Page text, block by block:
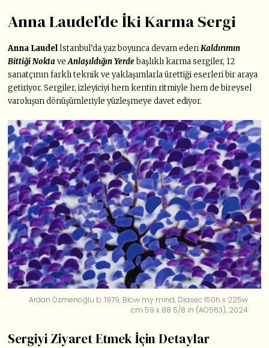
Anna Laudel’de İki Karma Sergi
Anna Laudelİstanbul’da yaz boyunca devam edenKaldırımın
Bittiği Nokta veAnlaşıldığın Yerdebaşlıklı karma sergiler, 12
sanatçının farklı teknik ve yaklaşımlarla ürettiği eserleri bir araya
getiriyor. Sergiler, izleyiciyi hem kentin ritmiyle hem de bireysel
varoluşun dönüşümleriyle yüzleşmeye davet ediyor.
Ardan Özmenoğlu b. 1979, Blow my mind, Diasec 150h x 225w
cm 59 x 88 5/8 in (AÖ563), 2024
Sergiyi Ziyaret Etmek İçin Detaylar